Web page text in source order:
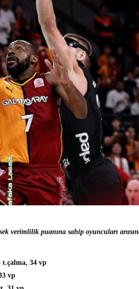
verimlilik puanına sahip oyuncuları
t.çalma, 34 vp
vp